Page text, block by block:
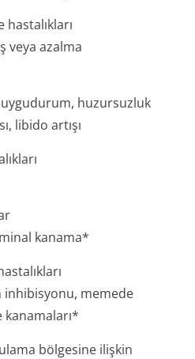
veya azalma
huzursuzluk
libido artışı
kanama*
inhibisyonu, memede
kanamaları*
bölgesine ilişkin